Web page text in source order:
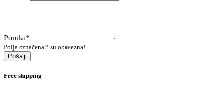
Poruka*
Polja označena * su obavezna!
Pošalji
Free shipping